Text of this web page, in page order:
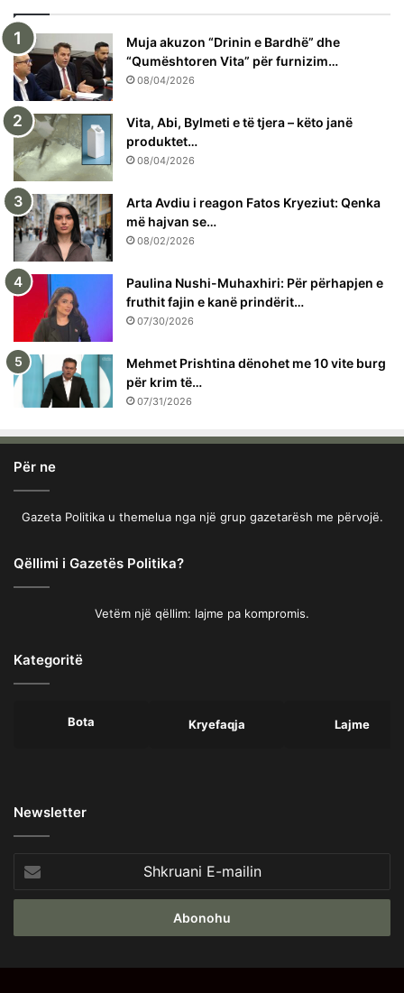
Muja akuzon “Drinin e Bardhë” dhe
“Qumështoren Vita” për furnizim…
08/04/2026
Vita, Abi, Bylmeti e të tjera – këto janë
produktet…
08/04/2026
Arta Avdiu i reagon Fatos Kryeziut: Qenka
më hajvan se…
08/02/2026
Paulina Nushi-Muhaxhiri: Për përhapjen e
fruthit fajin e kanë prindërit…
07/30/2026
Mehmet Prishtina dënohet me 10 vite burg
për krim të…
07/31/2026
Për ne
Gazeta Politika u themelua nga një grup gazetarësh me përvojë.
Qëllimi i Gazetës Politika?
Vetëm një qëllim: lajme pa kompromis.
Kategoritë
Bota Kryefaqja Lajme
Newsletter
E-
mailin